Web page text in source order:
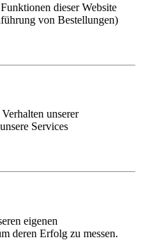
dieser Website
von Bestellungen)
unserer
Services
eigenen
deren Erfolg zu messen.